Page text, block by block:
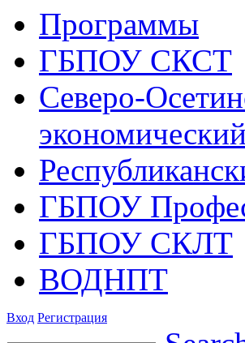
Программы
ГБПОУ СКСТ
Северо-
ГБПОУ
ГБПОУ СКЛТ
ВОДНПТ
Вход Регистрация